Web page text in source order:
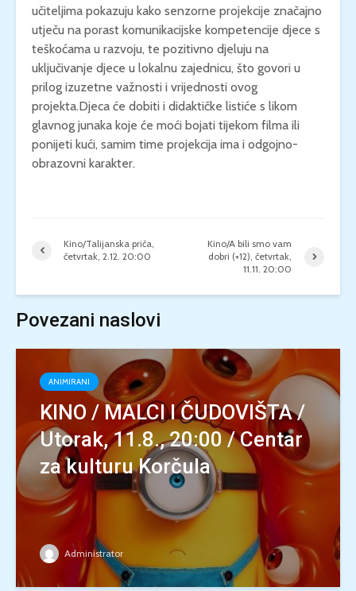
učiteljima pokazuju kako senzorne projekcije značajno
utječu na porast komunikacijske kompetencije djece s
teškoćama u razvoju, te pozitivno djeluju na
uključivanje djece u lokalnu zajednicu, što govori u
prilog izuzetne važnosti i vrijednosti ovog
projekta.Djeca će dobiti i didaktičke listiće s likom
glavnog junaka koje će moći bojati tijekom filma ili
ponijeti kući, samim time projekcija ima i odgojno-
obrazovni karakter.
Kino/Talijanska priča,
četvrtak, 2.12. 20:00
Kino/A bili smo vam
dobri (+12), četvrtak,
11.11. 20:00
Povezani naslovi
ANIMIRANI
KINO / MALCI I ČUDOVIŠTA /
Utorak, 11.8., 20:00 / Centar
za kulturu Korčula
Administrator